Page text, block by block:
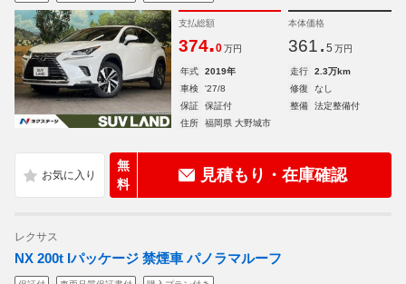
支払総額
374.0 万円
本体価格
361. 5 万円
年式 2019年 走行
2.3万km
車検
'27/8 修復
なし
保証
保証付 整備
法定整備付
住所
福岡県 大野城市
無
料
見積もり・在庫確認
レクサス
NX 200t Iパッケージ 禁煙車 パノラマルーフ